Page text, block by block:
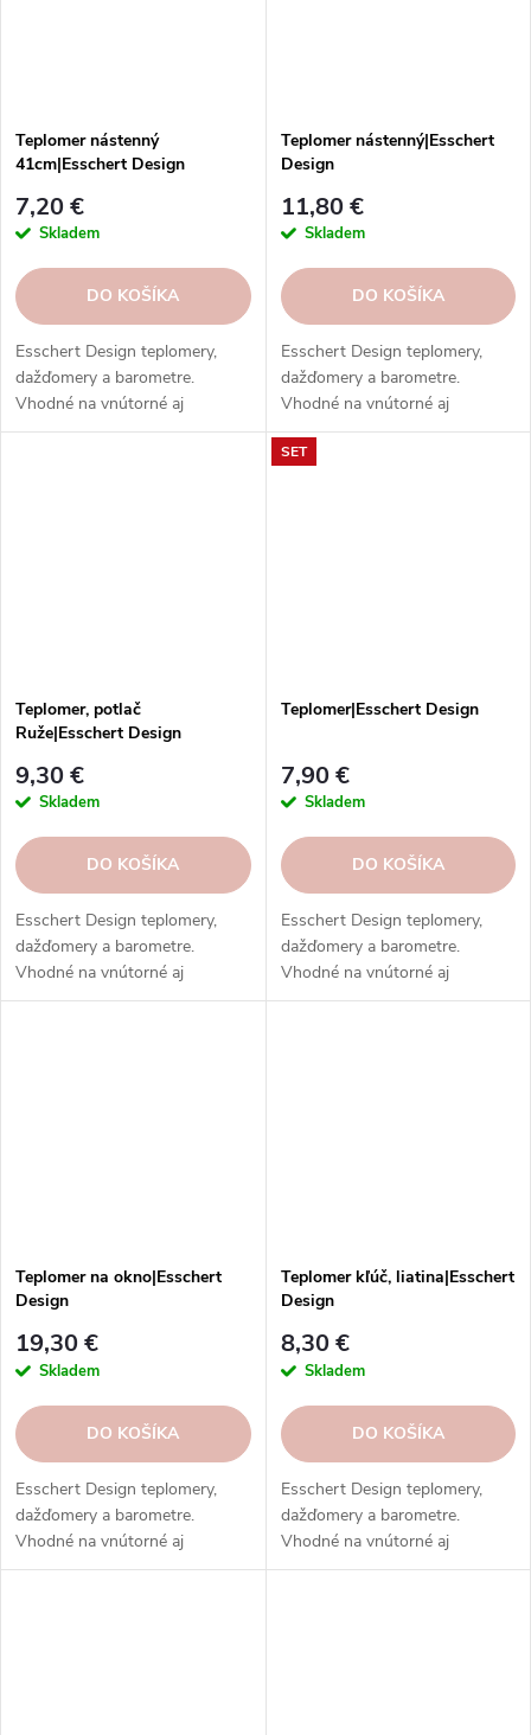
Teplomer nástenný
41cm|Esschert Design
7,20 €
Skladem
DO KOŠÍKA
Esschert Design teplomery,
dažďomery a barometre.
Vhodné na vnútorné aj
vonkajšie použitie. Vysoká
Teplomer nástenný|Esschert
Design
11,80 €
Skladem
DO KOŠÍKA
Esschert Design teplomery,
dažďomery a barometre.
Vhodné na vnútorné aj
vonkajšie použitie. Vysoká
kvalita, odolnosť, rôzne typy,
Teplomer, potlač
Ruže|Esschert Design
9,30 €
Skladem
DO KOŠÍKA
Esschert Design teplomery,
dažďomery a barometre.
Vhodné na vnútorné aj
vonkajšie použitie. Vysoká
SET
Teplomer|Esschert Design
7,90 €
Skladem
DO KOŠÍKA
Esschert Design teplomery,
dažďomery a barometre.
Vhodné na vnútorné aj
vonkajšie použitie. Vysoká
Teplomer na okno|Esschert
Design
19,30 €
Skladem
DO KOŠÍKA
Esschert Design teplomery,
dažďomery a barometre.
Vhodné na vnútorné aj
vonkajšie použitie. Vysoká
Teplomer kľúč, liatina|Esschert
Design
8,30 €
Skladem
DO KOŠÍKA
Esschert Design teplomery,
dažďomery a barometre.
Vhodné na vnútorné aj
vonkajšie použitie. Vysoká